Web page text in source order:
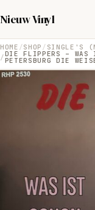
Nieuw Vinyl
HOME SHOP SINGLE'S
DIE FLIPPERS – WAS
PETERSBURG DIE